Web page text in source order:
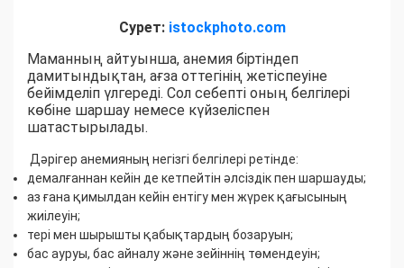
Сурет: istockphoto.com
Маманның айтуынша, анемия біртіндеп
дамитындықтан, ағза оттегінің жетіспеуіне
бейімделіп үлгереді. Сол себепті оның белгілері
көбіне шаршау немесе күйзеліспен
шатастырылады.
Дәрігер анемияның негізгі белгілері ретінде:
демалғаннан кейін де кетпейтін әлсіздік пен шаршауды;
аз ғана қимылдан кейін ентігу мен жүрек қағысының
жиілеуін;
тері мен шырышты қабықтардың бозаруын;
бас ауруы, бас айналу және зейіннің төмендеуін;